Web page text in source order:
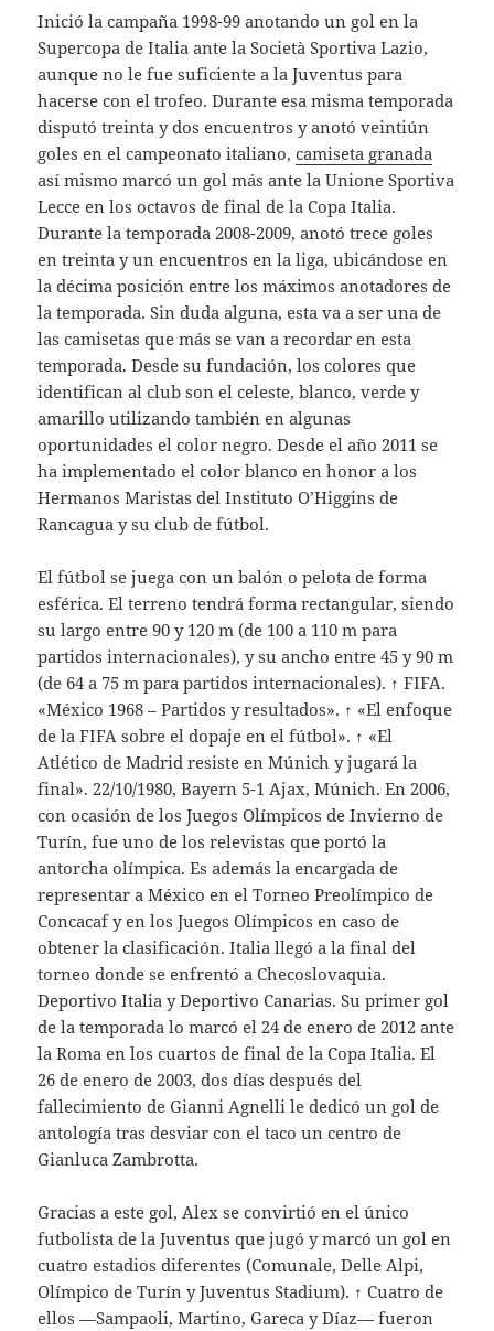
Inició la campaña 1998-99 anotando un gol en la
Supercopa de Italia ante la Società Sportiva Lazio,
aunque no le fue suficiente a la Juventus para
hacerse con el trofeo. Durante esa misma temporada
disputó treinta y dos encuentros y anotó veintiún
goles en el campeonato italiano,camiseta granada
así mismo marcó un gol más ante la Unione Sportiva
Lecce en los octavos de final de la Copa Italia.
Durante la temporada 2008-2009, anotó trece goles
en treinta y un encuentros en la liga, ubicándose en
la décima posición entre los máximos anotadores de
la temporada. Sin duda alguna, esta va a ser una de
las camisetas que más se van a recordar en esta
temporada. Desde su fundación, los colores que
identifican al club son el celeste, blanco, verde y
amarillo utilizando también en algunas
oportunidades el color negro. Desde el año 2011 se
ha implementado el color blanco en honor a los
Hermanos Maristas del Instituto O’Higgins de
Rancagua y su club de fútbol.
El fútbol se juega con un balón o pelota de forma
esférica. El terreno tendrá forma rectangular, siendo
su largo entre 90 y 120 m (de 100 a 110 m para
partidos internacionales), y su ancho entre 45 y 90 m
(de 64 a 75 m para partidos internacionales). ↑ FIFA.
«México 1968 – Partidos y resultados». ↑ «El enfoque
de la FIFA sobre el dopaje en el fútbol». ↑ «El
Atlético de Madrid resiste en Múnich y jugará la
final». 22/10/1980, Bayern 5-1 Ajax, Múnich. En 2006,
con ocasión de los Juegos Olímpicos de Invierno de
Turín, fue uno de los relevistas que portó la
antorcha olímpica. Es además la encargada de
representar a México en el Torneo Preolímpico de
Concacaf y en los Juegos Olímpicos en caso de
obtener la clasificación. Italia llegó a la final del
torneo donde se enfrentó a Checoslovaquia.
Deportivo Italia y Deportivo Canarias. Su primer gol
de la temporada lo marcó el 24 de enero de 2012 ante
la Roma en los cuartos de final de la Copa Italia. El
26 de enero de 2003, dos días después del
fallecimiento de Gianni Agnelli le dedicó un gol de
antología tras desviar con el taco un centro de
Gianluca Zambrotta.
Gracias a este gol, Alex se convirtió en el único
futbolista de la Juventus que jugó y marcó un gol en
cuatro estadios diferentes (Comunale, Delle Alpi,
Olímpico de Turín y Juventus Stadium). ↑ Cuatro de
ellos —Sampaoli, Martino, Gareca y Díaz— fueron